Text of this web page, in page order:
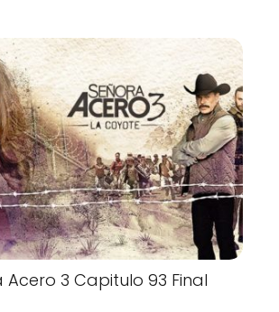
Acero 3 Capitulo 93 Final